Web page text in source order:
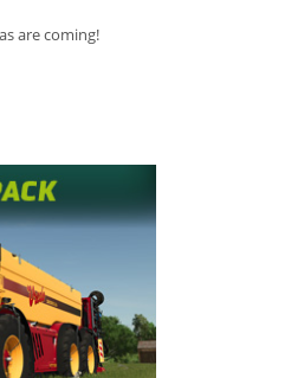
are coming!